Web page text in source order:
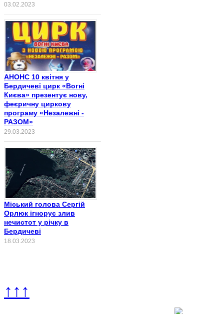
03.02.2023
АНОНС 10 квітня у
Бердичеві цирк «Вогні
Києва» презентує нову,
феєричну циркову
програму «Незалежні -
РАЗОМ»
29.03.2023
Міський голова Сергій
Орлюк ігнорує злив
нечистот у річку в
Бердичеві
18.03.2023
↑↑↑